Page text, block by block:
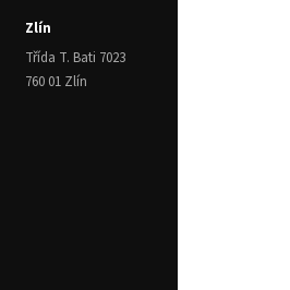
Zlín
Třída T. Bati 7023
760 01 Zlín